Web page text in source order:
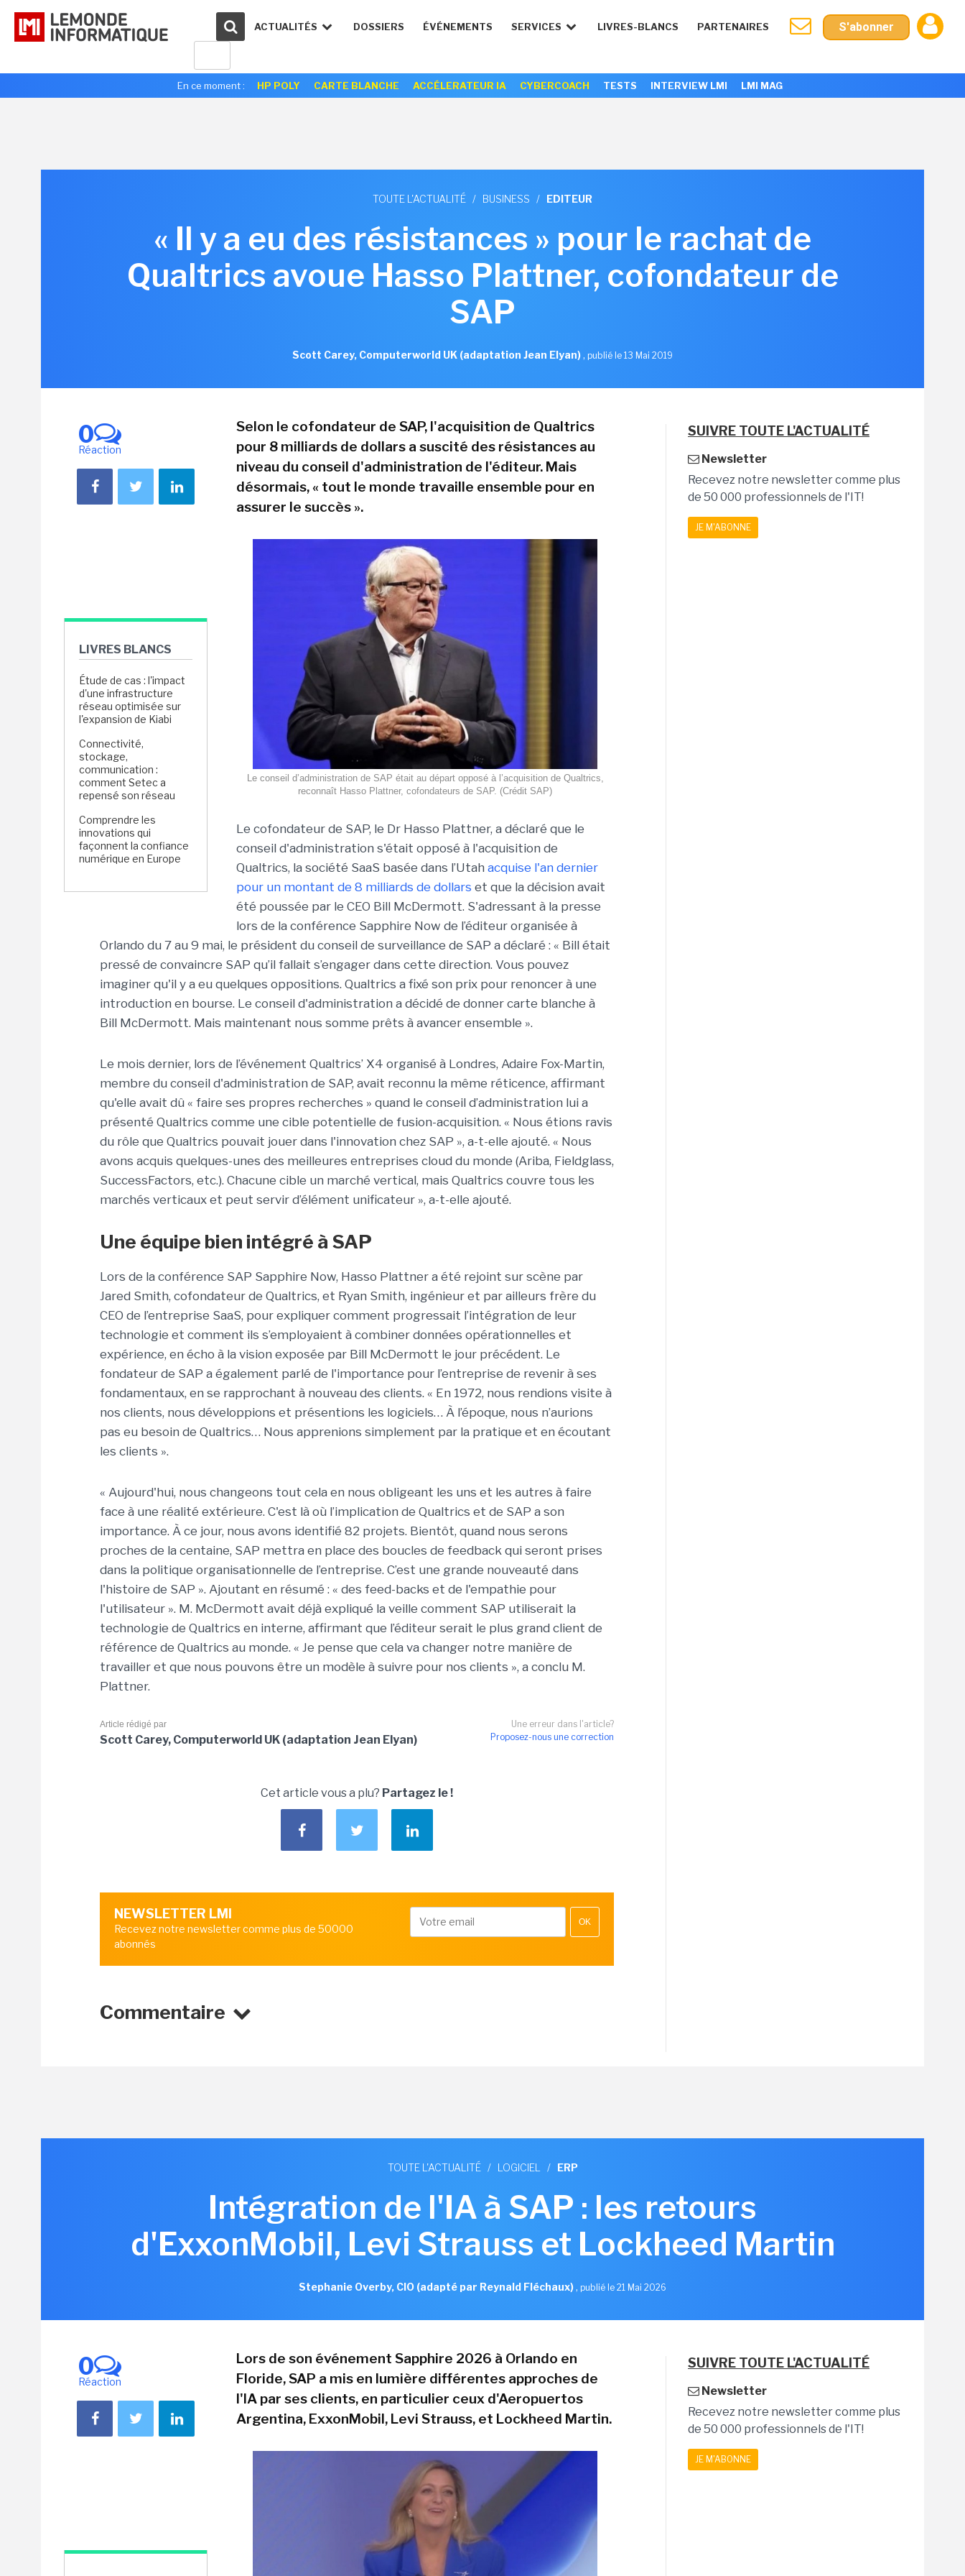
ACTUALITÉS DOSSIERS ÉVÉNEMENTS SERVICES LIVRES-BLANCS PARTENAIRES S'abonner
En ce moment : HP POLY CARTE BLANCHE ACCÉLERATEUR IA CYBERCOACH TESTS INTERVIEW LMI LMI MAG
TOUTE L'ACTUALITÉ / BUSINESS / EDITEUR
« Il y a eu des résistances » pour le rachat de
Qualtrics avoue Hasso Plattner, cofondateur de
SAP
Scott Carey, Computerworld UK (adaptation Jean Elyan), publié le 13 Mai 2019
0
Réaction
LIVRES BLANCS
Étude de cas : l'impact
d'une infrastructure
réseau optimisée sur
l'expansion de Kiabi
Connectivité,
stockage,
communication :
comment Setec a
repensé son réseau
Comprendre les
innovations qui
façonnent la confiance
numérique en Europe
Selon le cofondateur de SAP, l'acquisition de Qualtrics
pour 8 milliards de dollars a suscité des résistances au
niveau du conseil d'administration de l'éditeur. Mais
désormais, « tout le monde travaille ensemble pour en
assurer le succès ».
Le conseil d’administration de SAP était au départ opposé à l’acquisition de Qualtrics,
reconnaît Hasso Plattner, cofondateurs de SAP. (Crédit SAP)
Le cofondateur de SAP, le Dr Hasso Plattner, a déclaré que le
conseil d'administration s'était opposé à l'acquisition de
Qualtrics, la société SaaS basée dans l’Utah acquise l'an dernier
pour un montant de 8 milliards de dollars et que la décision avait
été poussée par le CEO Bill McDermott. S'adressant à la presse
lors de la conférence Sapphire Now de l’éditeur organisée à
Orlando du 7 au 9 mai, le président du conseil de surveillance de SAP a déclaré : « Bill était
pressé de convaincre SAP qu’il fallait s’engager dans cette direction. Vous pouvez
imaginer qu'il y a eu quelques oppositions. Qualtrics a fixé son prix pour renoncer à une
introduction en bourse. Le conseil d'administration a décidé de donner carte blanche à
Bill McDermott. Mais maintenant nous somme prêts à avancer ensemble ».
Le mois dernier, lors de l’événement Qualtrics’ X4 organisé à Londres, Adaire Fox-Martin,
membre du conseil d'administration de SAP, avait reconnu la même réticence, affirmant
qu'elle avait dû « faire ses propres recherches » quand le conseil d’administration lui a
présenté Qualtrics comme une cible potentielle de fusion-acquisition. « Nous étions ravis
du rôle que Qualtrics pouvait jouer dans l'innovation chez SAP », a-t-elle ajouté. « Nous
avons acquis quelques-unes des meilleures entreprises cloud du monde (Ariba, Fieldglass,
SuccessFactors, etc.). Chacune cible un marché vertical, mais Qualtrics couvre tous les
marchés verticaux et peut servir d’élément unificateur », a-t-elle ajouté.
Une équipe bien intégré à SAP
Lors de la conférence SAP Sapphire Now, Hasso Plattner a été rejoint sur scène par
Jared Smith, cofondateur de Qualtrics, et Ryan Smith, ingénieur et par ailleurs frère du
CEO de l’entreprise SaaS, pour expliquer comment progressait l’intégration de leur
technologie et comment ils s’employaient à combiner données opérationnelles et
expérience, en écho à la vision exposée par Bill McDermott le jour précédent. Le
fondateur de SAP a également parlé de l'importance pour l’entreprise de revenir à ses
fondamentaux, en se rapprochant à nouveau des clients. « En 1972, nous rendions visite à
nos clients, nous développions et présentions les logiciels… À l’époque, nous n’aurions
pas eu besoin de Qualtrics… Nous apprenions simplement par la pratique et en écoutant
les clients ».
« Aujourd'hui, nous changeons tout cela en nous obligeant les uns et les autres à faire
face à une réalité extérieure. C'est là où l’implication de Qualtrics et de SAP a son
importance. À ce jour, nous avons identifié 82 projets. Bientôt, quand nous serons
proches de la centaine, SAP mettra en place des boucles de feedback qui seront prises
dans la politique organisationnelle de l’entreprise. C’est une grande nouveauté dans
l'histoire de SAP ». Ajoutant en résumé : « des feed-backs et de l'empathie pour
l'utilisateur ». M. McDermott avait déjà expliqué la veille comment SAP utiliserait la
technologie de Qualtrics en interne, affirmant que l’éditeur serait le plus grand client de
référence de Qualtrics au monde. « Je pense que cela va changer notre manière de
travailler et que nous pouvons être un modèle à suivre pour nos clients », a conclu M.
Plattner.
Une erreur dans l'article?
Proposez-nous une correction
Article rédigé par
Scott Carey, Computerworld UK (adaptation Jean Elyan)
Cet article vous a plu? Partagez le !
NEWSLETTER LMI
Recevez notre newsletter comme plus de 50000
abonnés
OK
Commentaire
SUIVRE TOUTE L'ACTUALITÉ
Newsletter
Recevez notre newsletter comme plus
de 50 000 professionnels de l'IT!
JE M'ABONNE
TOUTE L'ACTUALITÉ / LOGICIEL / ERP
Intégration de l'IA à SAP : les retours
d'ExxonMobil, Levi Strauss et Lockheed Martin
Stephanie Overby, CIO (adapté par Reynald Fléchaux), publié le 21 Mai 2026
0
Réaction
Lors de son événement Sapphire 2026 à Orlando en
Floride, SAP a mis en lumière différentes approches de
l'IA par ses clients, en particulier ceux d'Aeropuertos
Argentina, ExxonMobil, Levi Strauss, et Lockheed Martin.
SUIVRE TOUTE L'ACTUALITÉ
Newsletter
Recevez notre newsletter comme plus
de 50 000 professionnels de l'IT!
JE M'ABONNE